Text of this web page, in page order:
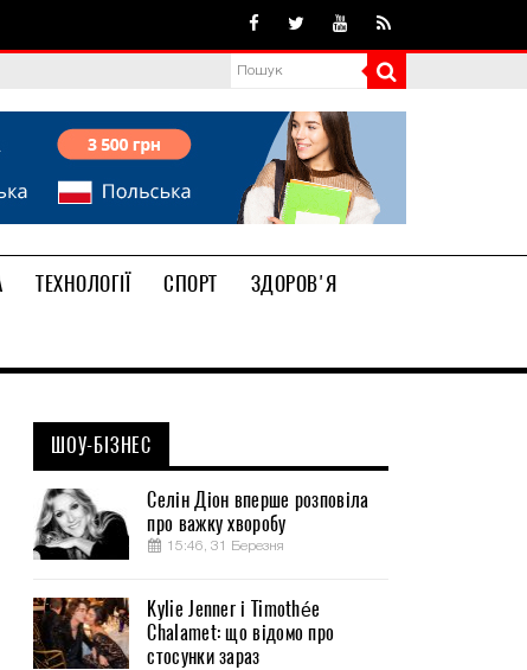
ТЕХНОЛОГІЇ СПОРТ
ЗДОРОВ'Я
ШОУ-БІЗНЕС
Селін Діон вперше розповіла
про важку хворобу
15:46, 31 Березня
Kylie Jenner і Timothée
Chalamet: що відомо про
стосунки зараз